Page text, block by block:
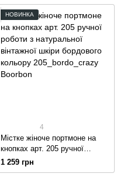
НОВИНКА
4
Містке жіноче портмоне на
кнопках арт. 205 ручної
роботи з натуральної
1 259 грн